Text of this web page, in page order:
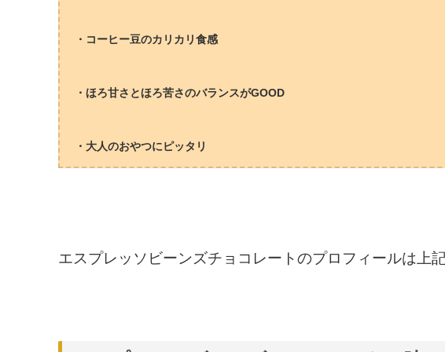
・コーヒー豆のカリカリ食感
・ほろ甘さとほろ苦さのバランスがGOOD
・大人のおやつにピッタリ
エスプレッソビーンズチョコレートのプロフィールは上記